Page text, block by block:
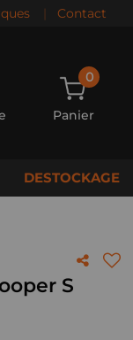
| Contact
0
Panier
DESTOCKAGE
S